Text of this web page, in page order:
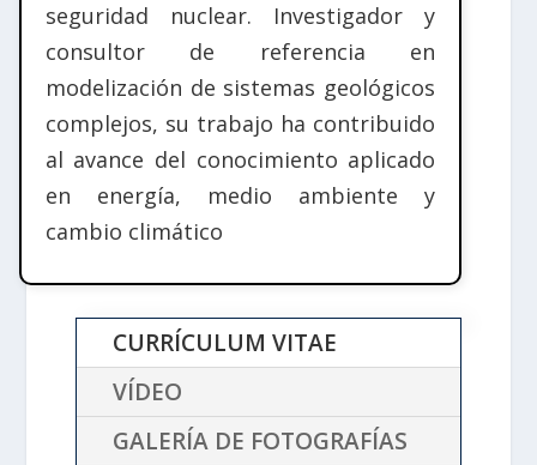
seguridad nuclear. Investigador y
consultor de referencia en
modelización de sistemas geológicos
complejos, su trabajo ha contribuido
al avance del conocimiento aplicado
en energía, medio ambiente y
cambio climático
CURRÍCULUM VITAE
VÍDEO
GALERÍA DE FOTOGRAFÍAS